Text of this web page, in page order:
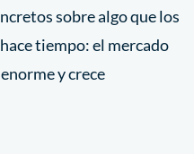
sobre algo que los
tiempo: el mercado
y crece